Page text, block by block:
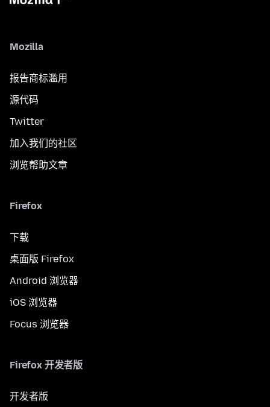
Mozilla
报告商标滥用
源代码
Twitter
加入我们的社区
浏览帮助文章
Firefox
下载
桌面版 Firefox
Android 浏览器
iOS 浏览器
Focus 浏览器
Firefox 开发者版
开发者版